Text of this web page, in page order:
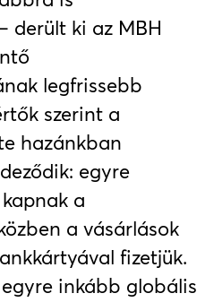
derült ki az MBH
legfrissebb
szerint a
hazánkban
egyre
a
a vásárlások
fizetjük.
inkább globális